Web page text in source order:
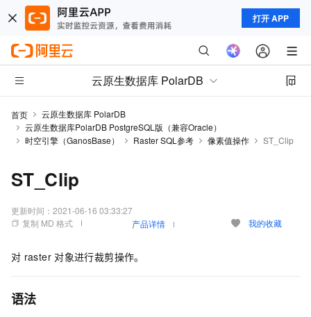
打开 APP
云原生数据库 PolarDB
首页
云原生数据库 PolarDB
云原生数据库PolarDB PostgreSQL版（兼容Oracle）
时空引擎（GanosBase）
Raster SQL参考 像素值操作 ST_Clip
ST_Clip
更新时间： 2021-06-16 03:33:27
复制 MD 格式
产品详情 我的收藏
对 raster 对象进行裁剪操作。
语法